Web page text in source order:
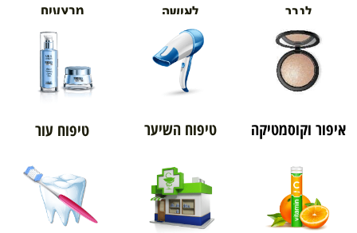
לגבר לאישה מבצעים
איפור וקוסמטיקה טיפוח השיער טיפוח עור